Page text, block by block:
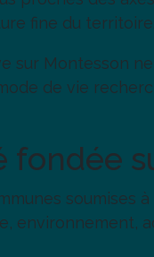
fine du territoire.
sur Montesson
de vie
fondée
soumises
environnement,